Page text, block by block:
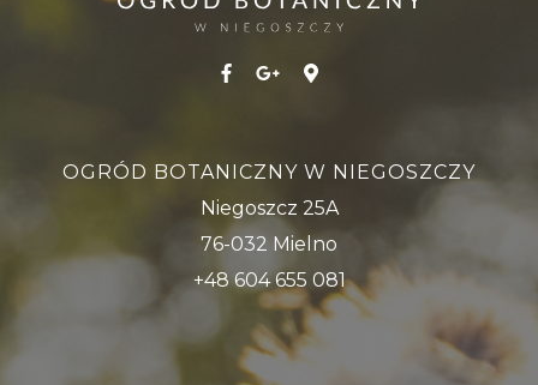
OGRÓD BOTANICZNY W NIEGOSZCZY
Niegoszcz 25A
76-032 Mielno
+48 604 655 081